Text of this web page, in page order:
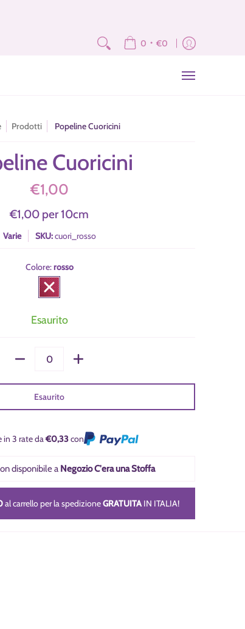
Brand Corsi News
0 • €0
Prodotti Popeline Cuoricini
Cuoricini
€1,00
€1,00 per10cm
Varie SKU:cuori_rosso
Colore:rosso
rosso
Esaurito
Esaurito
in 3 rate da€0,33con
disponibile a Negozio C'era una Stoffa
al carrello per la spedizioneGRATUITA IN ITALIA!